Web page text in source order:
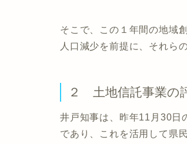
そこで、この１年間の地域
人口減少を前提に、それら
２ 土地信託事業の
井戸知事は、昨年11月30日
であり、これを活用して県